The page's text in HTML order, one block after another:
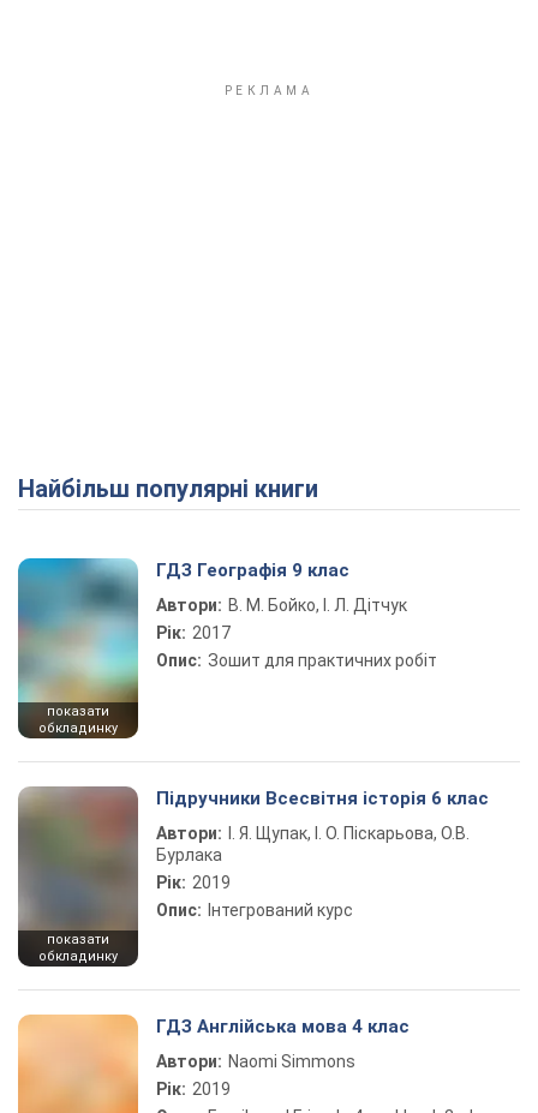
Найбільш популярні книги
показати
обкладинку
ГДЗ Географія 9 клас
Автори: В. М. Бойко, І. Л. Дітчук
Рік: 2017
Опис: Зошит для практичних робіт
показати
обкладинку
Підручники Всесвітня історія 6 клас
Автори:
І. Я. Щупак, І. О. Піскарьова, О.В.
Бурлака
Рік: 2019
Опис: Інтегрований курс
ГДЗ Англійська мова 4 клас
Автори: Naomi Simmons
Рік: 2019